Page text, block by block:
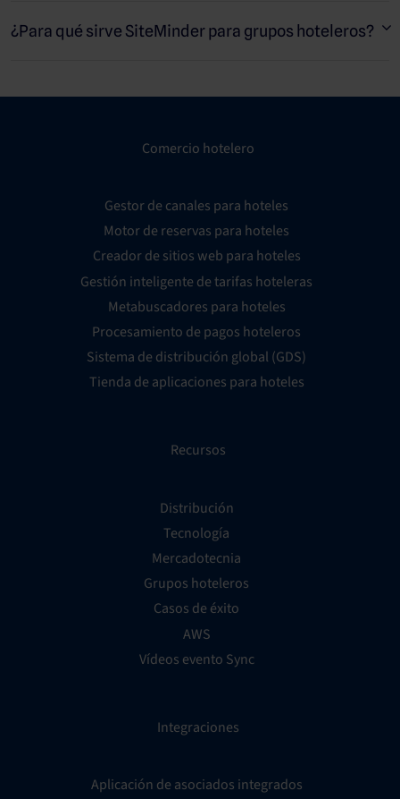
que permite mejorar la gestión de la distribución a grupos y
¿Para qué sirve SiteMinder para grupos hoteleros?
Comercio hotelero
Gestor de canales para hoteles
Motor de reservas para hoteles
Creador de sitios web para hoteles
Gestión inteligente de tarifas hoteleras
Metabuscadores para hoteles
Procesamiento de pagos hoteleros
Sistema de distribución global (GDS)
Tienda de aplicaciones para hoteles
Recursos
Distribución
Tecnología
Mercadotecnia
Grupos hoteleros
Casos de éxito
AWS
Vídeos evento Sync
Integraciones
Aplicación de asociados integrados